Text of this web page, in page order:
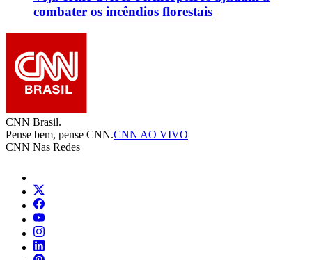
combater os incêndios florestais
CNN Brasil.
Pense bem, pense CNN.CNN AO VIVO
CNN Nas Redes